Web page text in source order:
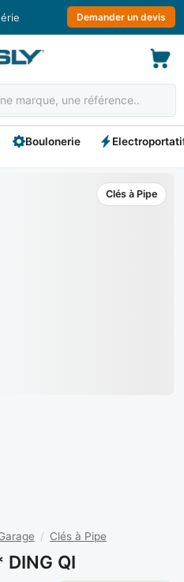
Demander un devis
Boulonerie
Clés à Pipe
/ Clés à Pipe
QI